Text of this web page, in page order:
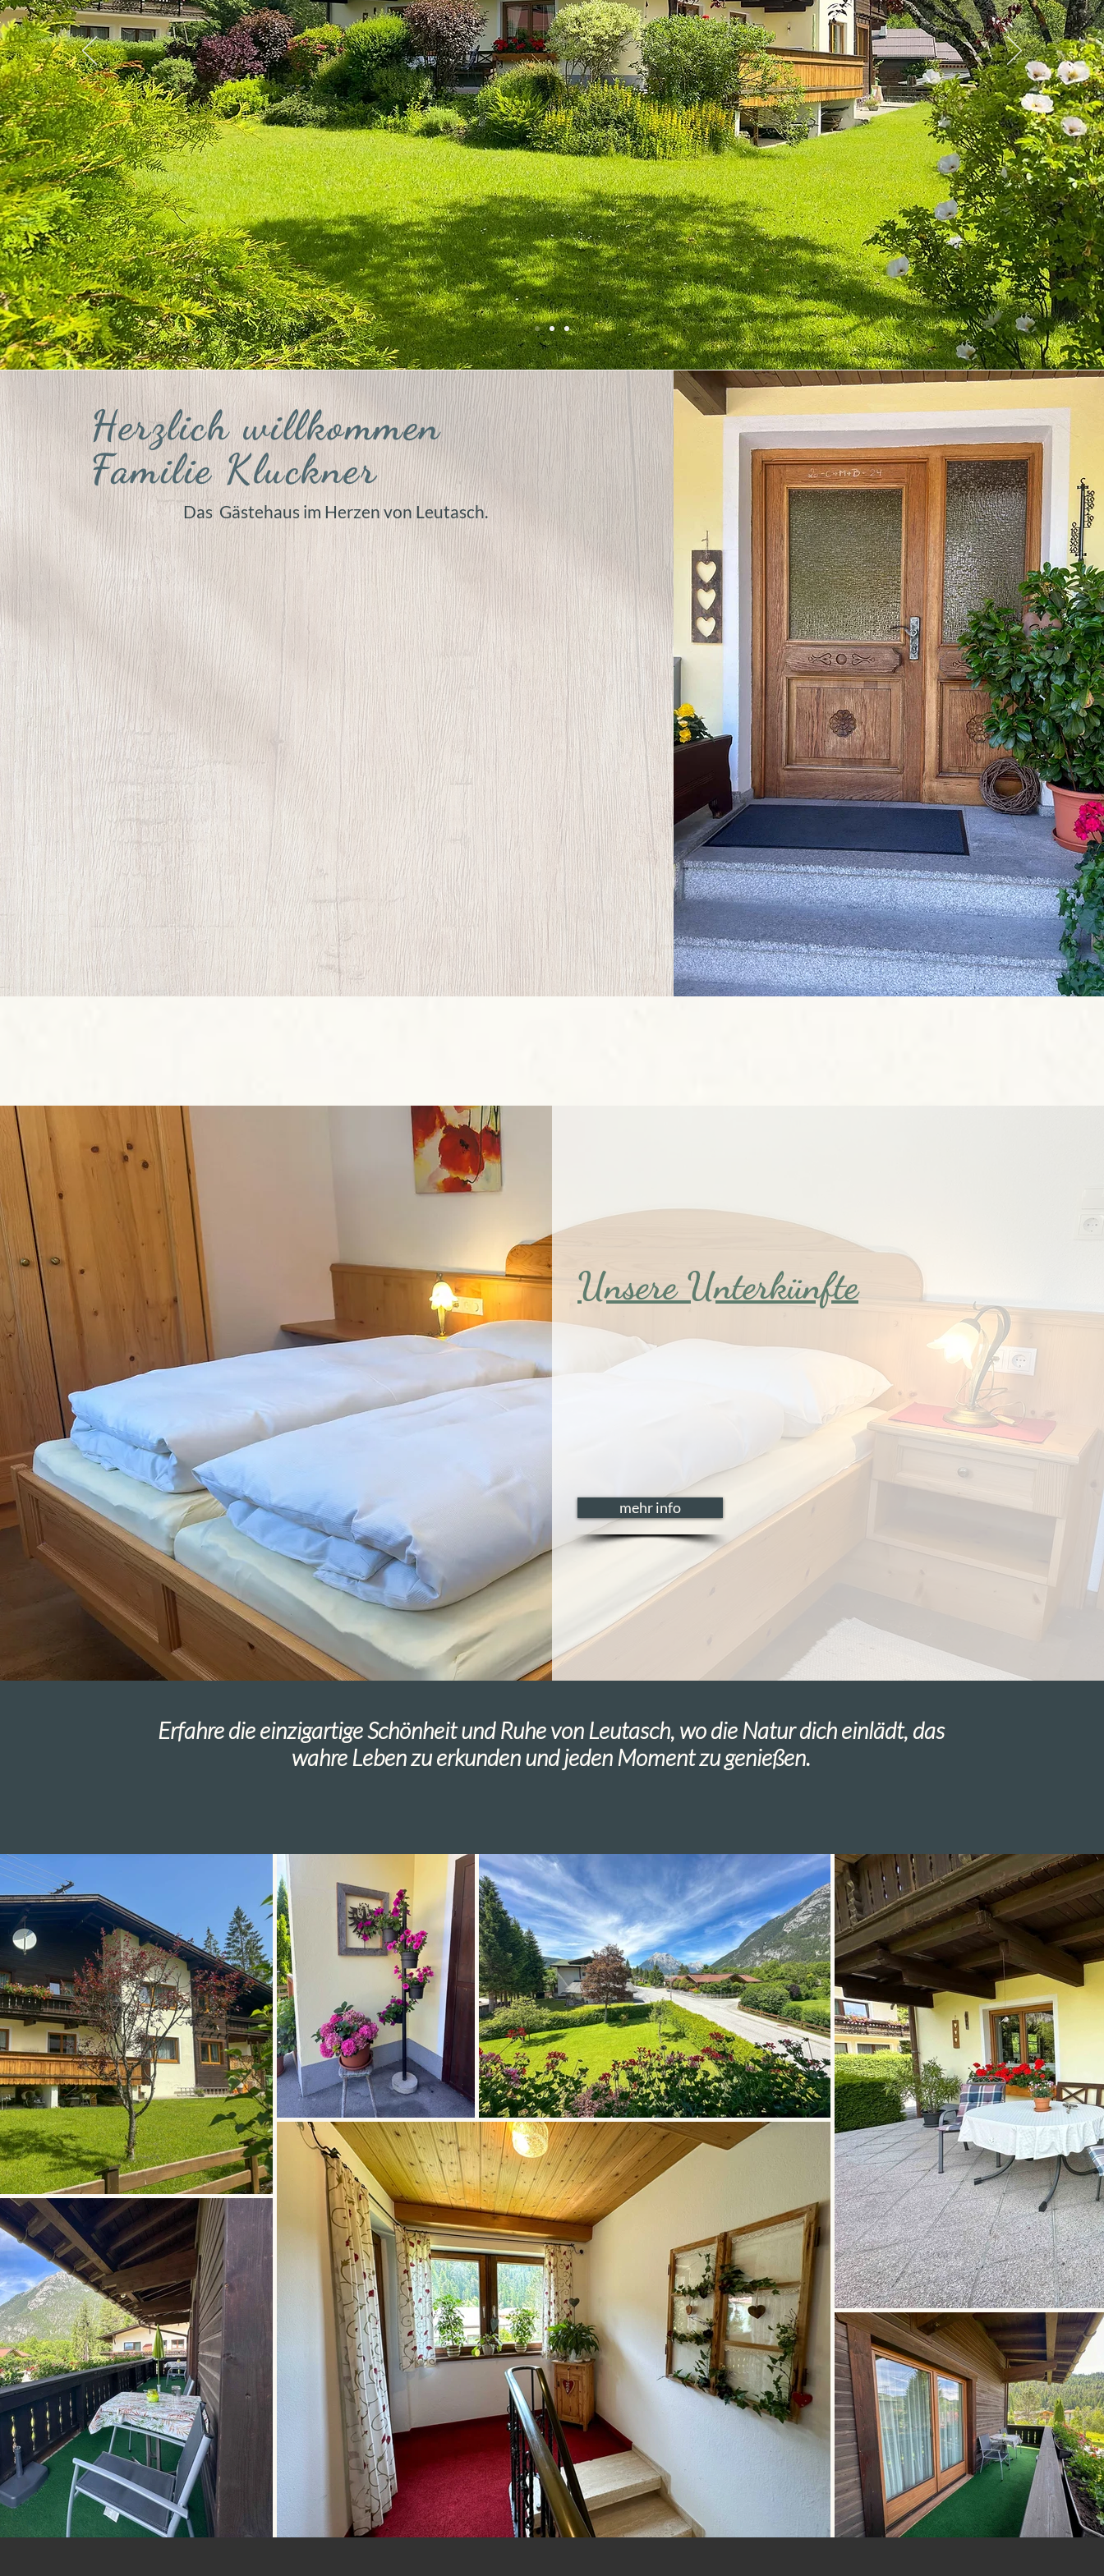
Zeit für einen
wunderbaren Urlaub.
Herzlich willkommen
Familie Kluckner
Das Gästehaus im Herzen von Leutasch.
Herzlich willkommen in unseren gemütlichen Appartements
oder
Doppelzimmern ! Unser Haus liegt idyllisch in Leutasch-Weidach
, nahe dem
lebendigen Zentrum. Die ruhige Umgebung lädt zu erholsamen
Spaziergängen
und ausgiebigen Wanderungen Genießen
Sie die
vielfältigen RoutenundWege durch die malerische Natur, perfekt für
Familienausflügeoder anspruchsvolle Bergtouren
FürRadfahrergibt esein weitläufiges Netzwerk von Radwegen , um
die reizvolle Landschaftzu erkunden. Direkt vor unsererHaustür
( 3 Gehminuten) finden Sie den
Einstieg in die Langlaufloipen , ideal
fürLanglaufbegeisterte. Zurück im Haus steht Ihnen ein
Schi- und Wachsraum
zur Verfügung, um Ihre Ausrüstungsicher
zu verstauen und optimal vorzubereiten.
Zur sicheren und bequemen Aufbewahrung von Skiausrüstung
und
Fahrrädernbieten wir einengeräumigen Abstellraum .
Wir freuen uns darauf, Sie bald bei uns begrüßen zu dürfen.
Herzlichst, Familie Kluckner
Unsere Unterkünfte
Wir bieten eine komfortable Unterkunft mit
einem Apartment, zwei Doppelzimmern und
einem Einzelzimmer an. Jedes Zimmer ist
geschmackvoll eingerichtet und bietet eine
angenehme Atmosphäre für unsere Gäste.
Genießen Sie Ihren Aufenthalt bei uns!
mehr info
Erfahre die einzigartige Schönheit und Ruhe von Leutasch, wo die Natur dich einlädt, das
wahre Leben zu erkunden und jeden Moment zu genießen.